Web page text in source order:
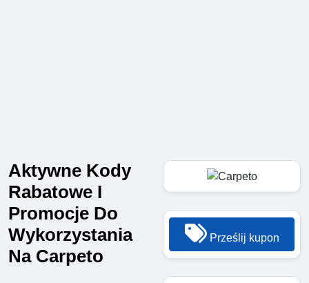
Aktywne Kody
Rabatowe I
Promocje Do
Wykorzystania
Na Carpeto
Prześlij kupon